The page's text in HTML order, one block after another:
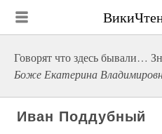
Говорят что здесь бывали…
Боже Екатерина
Иван Поддубный